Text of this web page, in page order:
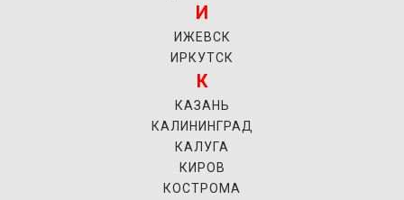
И
ИЖЕВСК
ИРКУТСК
К
КАЗАНЬ
КАЛИНИНГРАД
КАЛУГА
КИРОВ
КОСТРОМА